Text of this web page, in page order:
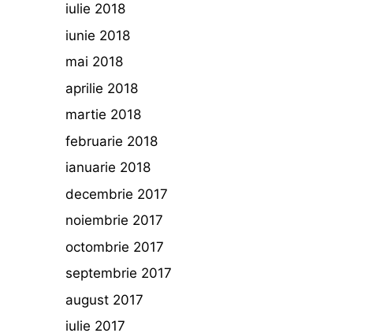
iulie 2018
iunie 2018
mai 2018
aprilie 2018
martie 2018
februarie 2018
ianuarie 2018
decembrie 2017
noiembrie 2017
octombrie 2017
septembrie 2017
august 2017
iulie 2017